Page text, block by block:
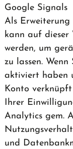
Google Signals
Als
kann auf dieser
werden, um
zu lassen.
aktiviert haben
Konto
Ihrer
Analytics gem.
und